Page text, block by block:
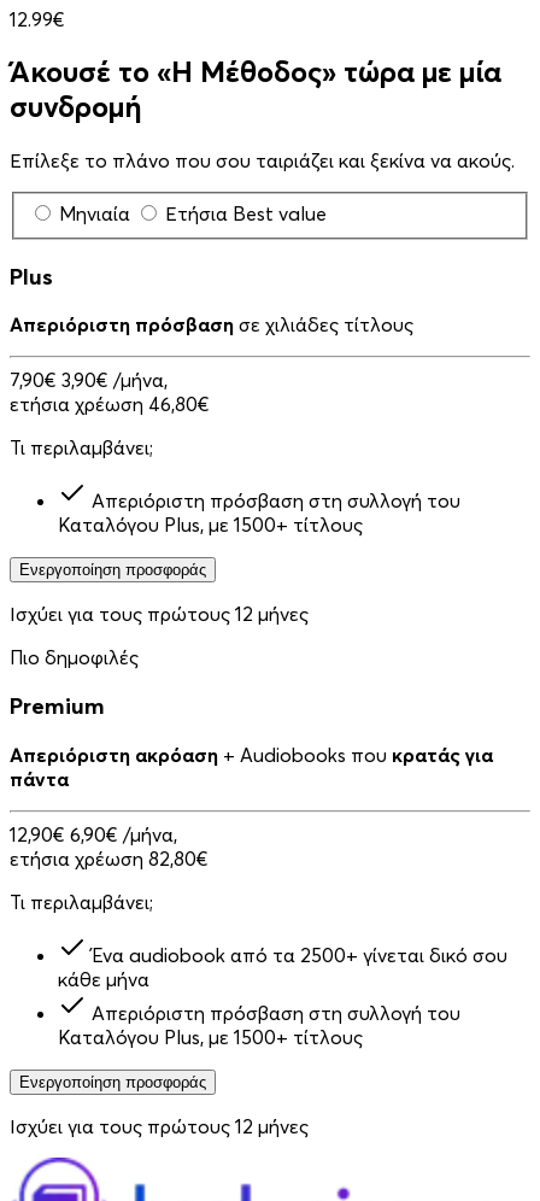
12.99€
Άκουσέ το «Η Μέθοδος» τώρα με μία
συνδρομή
Επίλεξε το πλάνο που σου ταιριάζει και ξεκίνα να ακούς.
Μηνιαία Ετήσια Best value
Plus
Απεριόριστη πρόσβαση σε χιλιάδες τίτλους
7,90€ 3,90€ /μήνα,
ετήσια χρέωση 46,80€
Τι περιλαμβάνει;
Απεριόριστη πρόσβαση στη συλλογή του
Καταλόγου Plus, με 1500+ τίτλους
Ενεργοποίηση προσφοράς
Ισχύει για τους πρώτους 12 μήνες
Πιο δημοφιλές
Premium
Απεριόριστη ακρόαση + Audiobooks που κρατάς για
πάντα
12,90€ 6,90€ /μήνα,
ετήσια χρέωση 82,80€
Τι περιλαμβάνει;
Ένα audiobook από τα 2500+ γίνεται δικό σου
κάθε μήνα
Απεριόριστη πρόσβαση στη συλλογή του
Καταλόγου Plus, με 1500+ τίτλους
Ενεργοποίηση προσφοράς
Ισχύει για τους πρώτους 12 μήνες